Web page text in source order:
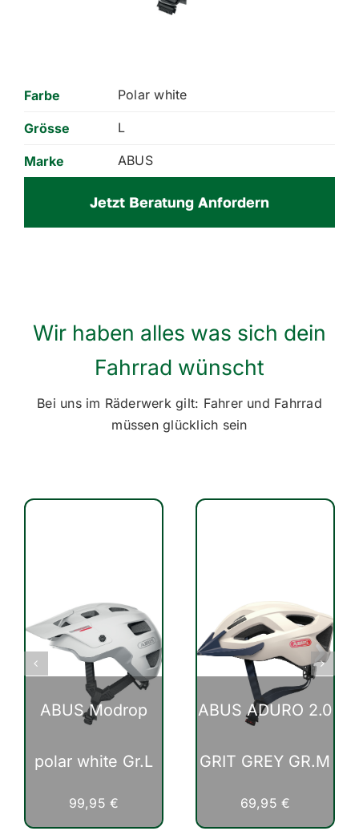
Farbe Polar white
Grösse L
Marke ABUS
Jetzt Beratung Anfordern
Wir haben alles was sich dein
Fahrrad wünscht
Bei uns im Räderwerk gilt: Fahrer und Fahrrad
müssen glücklich sein
ABUS Modrop
polar white Gr.L
99,95€
ABUS ADURO 2.0
GRIT GREY GR.M
69,95€